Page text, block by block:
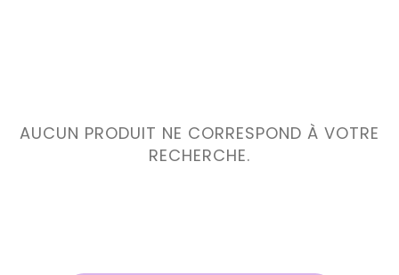
AUCUN PRODUIT NE CORRESPOND À VOTRE
RECHERCHE.